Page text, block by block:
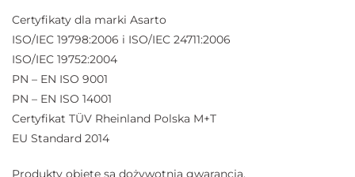
Certyfikaty dla marki Asarto
ISO/IEC 19798:2006 i ISO/IEC 24711:2006
ISO/IEC 19752:2004
PN – EN ISO 9001
PN – EN ISO 14001
Certyfikat TÜV Rheinland Polska M+T
EU Standard 2014
Produkty objęte są dożywotnią gwarancją.